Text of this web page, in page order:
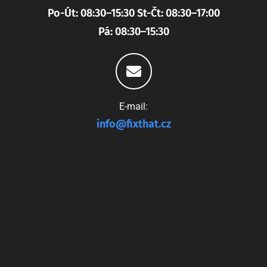
Po-Út: 08:30–15:30 St-Čt: 08:30–17:00
Pá: 08:30–15:30
E-mail:
info@fixthat.cz